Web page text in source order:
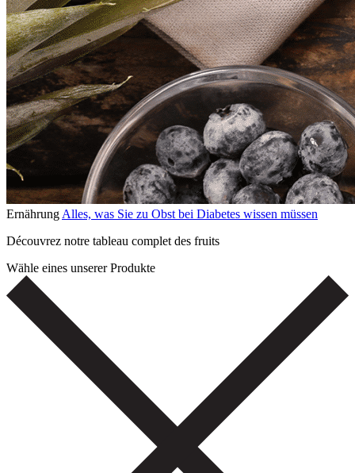
Ernährung Alles, was Sie zu Obst bei Diabetes wissen müssen
Découvrez notre tableau complet des fruits
Wähle eines unserer Produkte